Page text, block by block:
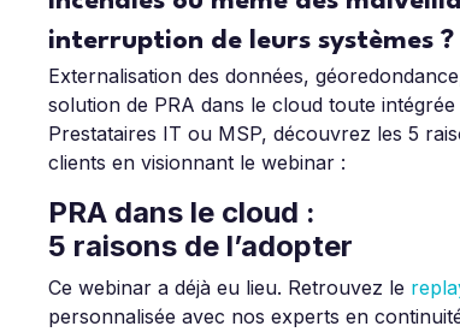
interruption de leurs systèmes ?
Externalisation des données,
solution de PRA dans le cloud toute
Prestataires IT ou MSP, découvrez les 5
clients en visionnant le webinar :
PRA dans le cloud :
5 raisons de l’adopter
Ce webinar a déjà eu lieu. Retrouvez le
personnalisée avec nos experts en